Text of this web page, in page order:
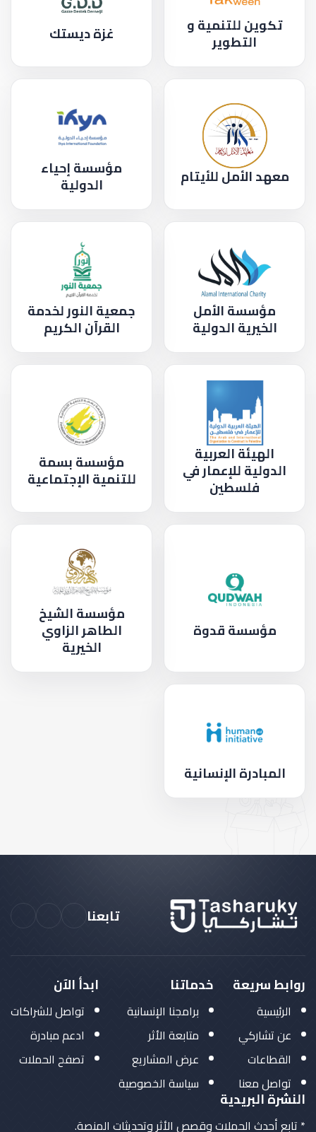
تكوين للتنمية و
التطوير غزة ديستك
معهد الأمل للأيتام مؤسسة إحياء
الدولية
مؤسسة الأمل
الخيرية الدولية
جمعية النور لخدمة
القرآن الكريم
الهيئة العربية
الدولية للإعمار في
فلسطين
مؤسسة بسمة
للتنمية الإجتماعية
مؤسسة قدوة
مؤسسة الشيخ
الطاهر الزاوي
الخيرية
المبادرة الإنسانية
تابعنا
روابط سريعة
الرئيسية
عن تشاركي
القطاعات
تواصل معنا
خدماتنا
برامجنا الإنسانية
متابعة الأثر
عرض المشاريع
سياسة الخصوصية
ابدأ الآن
تواصل للشراكات
ادعم مبادرة
تصفح الحملات
النشرة البريدية
* تابع أحدث الحملات وقصص الأثر وتحديثات المنصة.